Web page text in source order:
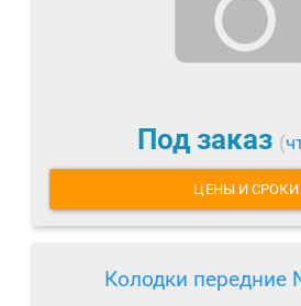
Под заказ (
ЦЕНЫ И СРОКИ
Колодки передние